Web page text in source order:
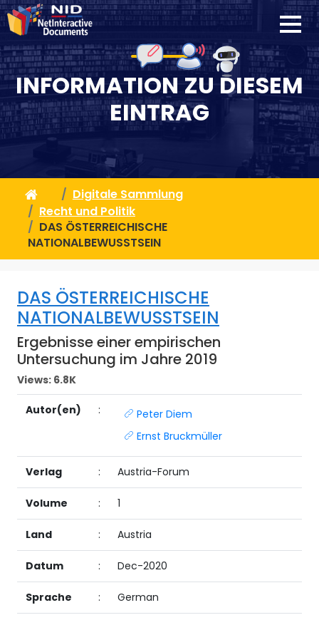
INFORMATION ZU DIESEM
EINTRAG
Digitale Sammlung
Recht und Politik
DAS ÖSTERREICHISCHE
NATIONALBEWUSSTSEIN
DAS ÖSTERREICHISCHE
NATIONALBEWUSSTSEIN
Ergebnisse einer empirischen
Untersuchung im Jahre 2019
Views: 6.8K
Autor(en) :
Peter Diem
Ernst Bruckmüller
Verlag : Austria-Forum
Volume : 1
Land : Austria
Datum : Dec-2020
Sprache : German